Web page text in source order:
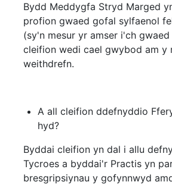
Bydd Meddygfa Stryd Marged
profion gwaed gofal sylfaenol
(sy'n mesur yr amser i'ch
cleifion wedi cael gwybod am y
weithdrefn.
A all cleifion ddefnyddio
hyd?
Byddai cleifion yn dal i allu
Tycroes a byddai'r Practis yn
bresgripsiynau y gofynnwyd